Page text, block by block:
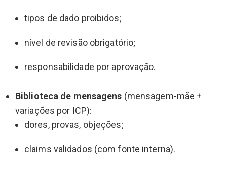
tipos de dado proibidos;
nível de revisão obrigatório;
responsabilidade por aprovação.
Biblioteca de mensagens (mensagem-mãe +
variações por ICP):
dores, provas, objeções;
claims validados (com fonte interna).